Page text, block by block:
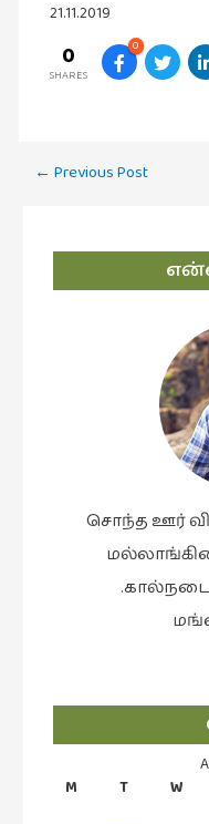
விமர்சனம்
விளையாட்டு
உலகம்
21.11.2019
0
SHARES
0
Post
← Previous Post
சொந்த ஊர்
.கால்நடை
M
T W